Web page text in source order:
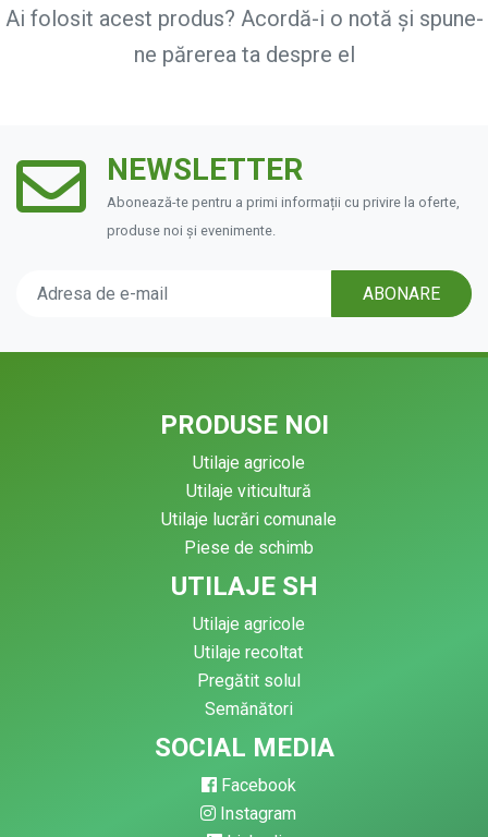
Ai folosit acest produs? Acordă-i o notă și spune-
ne părerea ta despre el
NEWSLETTER
Abonează-te pentru a primi informații cu privire la oferte,
produse noi și evenimente.
ABONARE
PRODUSE NOI
Utilaje agricole
Utilaje viticultură
Utilaje lucrări comunale
Piese de schimb
UTILAJE SH
Utilaje agricole
Utilaje recoltat
Pregătit solul
Semănători
SOCIAL MEDIA
Facebook
Instagram